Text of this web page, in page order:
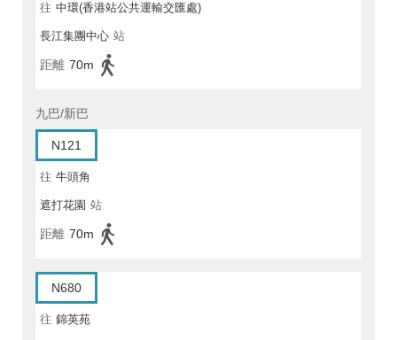
往 中環(香港站公共運輸交匯處)
長江集團中心 站
距離 70m
九巴/新巴
N121
往 牛頭角
遮打花園 站
距離 70m
N680
往 錦英苑